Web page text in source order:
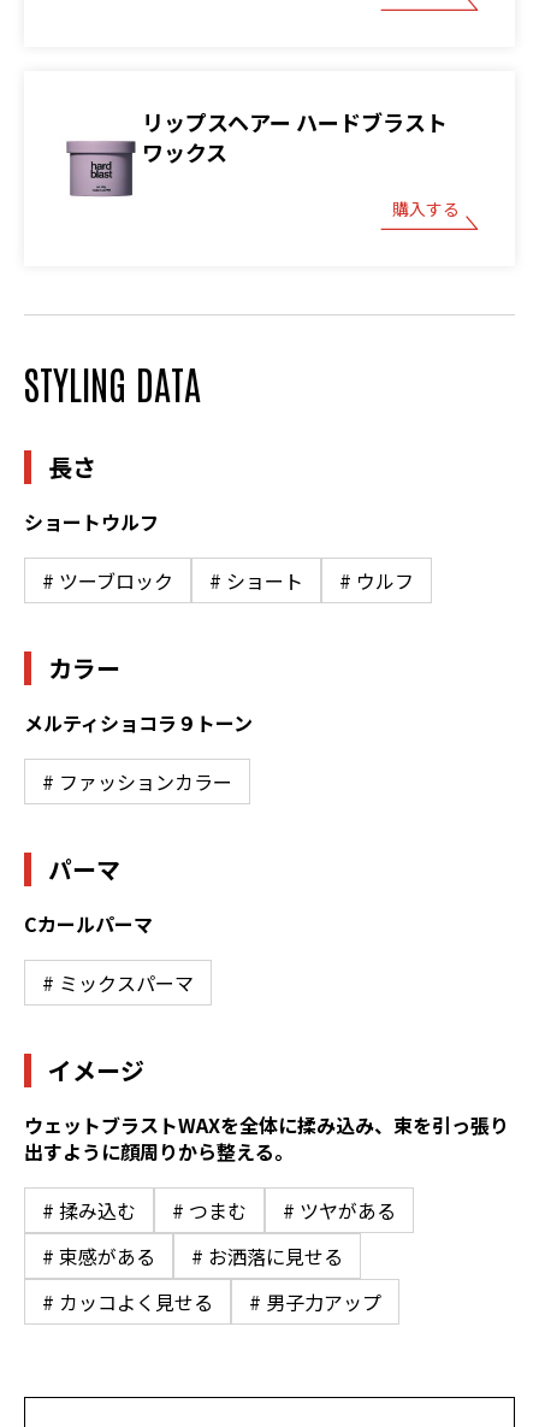
リップスヘアー ハードブラスト
ワックス
購入する
STYLING DATA
長さ
ショートウルフ
# ツーブロック # ショート # ウルフ
カラー
メルティショコラ９トーン
# ファッションカラー
パーマ
Cカールパーマ
# ミックスパーマ
イメージ
ウェットブラストWAXを全体に揉み込み、束を引っ張り
出すように顔周りから整える。
# 揉み込む # つまむ
# ツヤがある
# 束感がある
# お洒落に見せる
# カッコよく見せる
# 男子力アップ